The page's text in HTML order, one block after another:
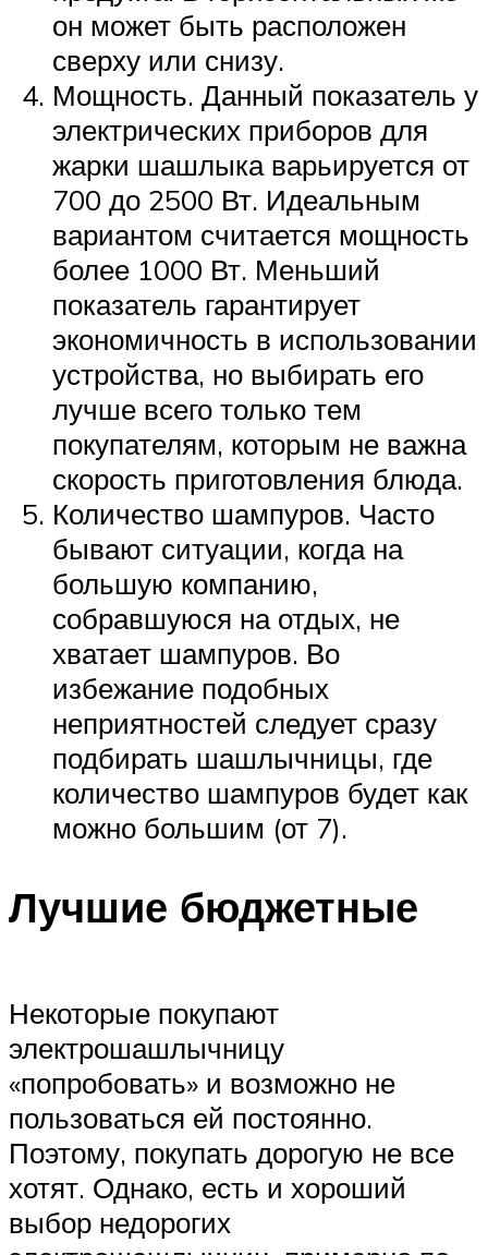
он может быть расположен
сверху или снизу.
Мощность. Данный показатель у
электрических приборов для
жарки шашлыка варьируется от
700 до 2500 Вт. Идеальным
вариантом считается мощность
более 1000 Вт. Меньший
показатель гарантирует
экономичность в использовании
устройства, но выбирать его
лучше всего только тем
покупателям, которым не важна
скорость приготовления блюда.
Количество шампуров. Часто
бывают ситуации, когда на
большую компанию,
собравшуюся на отдых, не
хватает шампуров. Во
избежание подобных
неприятностей следует сразу
подбирать шашлычницы, где
количество шампуров будет как
можно большим (от 7).
Лучшие бюджетные
Некоторые покупают
электрошашлычницу
«попробовать» и возможно не
пользоваться ей постоянно.
Поэтому, покупать дорогую не все
хотят. Однако, есть и хороший
выбор недорогих